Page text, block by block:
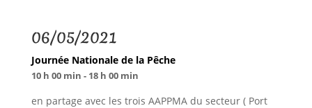
06/05/2021
Journée Nationale de la Pêche
10 h 00 min - 18 h 00 min
en partage avec les trois AAPPMA du secteur ( Port